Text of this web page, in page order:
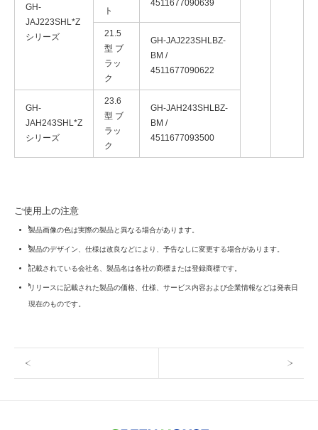
GH-
JAJ223SHL*Z
シリーズ
ト
4511677090639
21.5
型 ブ
ラッ
ク
GH-JAJ223SHLBZ-
BM /
4511677090622
GH-
JAH243SHL*Z
シリーズ
23.6
型 ブ
ラッ
ク
GH-JAH243SHLBZ-
BM /
4511677093500
ご使用上の注意
製品画像の色は実際の製品と異なる場合があります。
製品のデザイン、仕様は改良などにより、予告なしに変更する場合があります。
記載されている会社名、製品名は各社の商標または登録商標です。
リリースに記載された製品の価格、仕様、サービス内容および企業情報などは発表日
現在のものです。